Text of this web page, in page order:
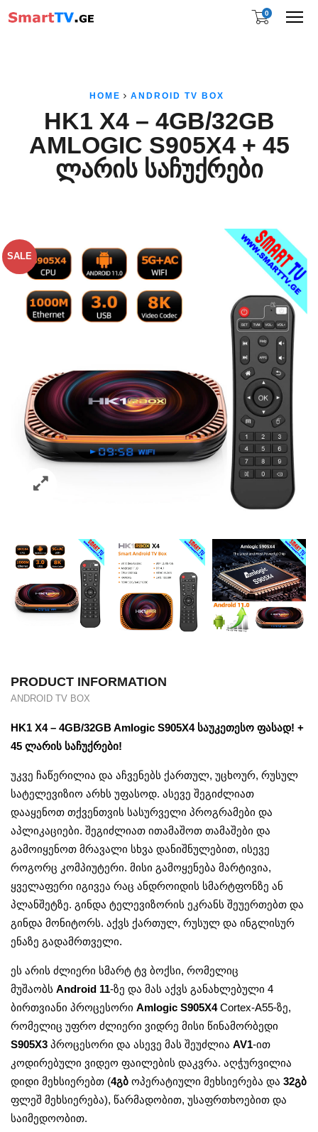
0
HOME ANDROID TV BOX
HK1 X4 – 4GB/32GB
AMLOGIC S905X4 + 45
ᲚᲐᲠᲘᲡ ᲡᲐᲩᲣᲥᲠᲔᲑᲘ
SALE
PRODUCT INFORMATION
ANDROID TV BOX
HK1 X4 – 4GB/32GB Amlogic S905X4 საუკეთესო ფასად! +
45 ლარის საჩუქრები!
უკვე ჩაწერილია და აჩვენებს ქართულ, უცხოურ, რუსულ
სატელევიზიო არხს უფასოდ. ასევე შეგიძლიათ
დააყენოთ თქვენთვის სასურველი პროგრამები და
აპლიკაციები. შეგიძლიათ ითამაშოთ თამაშები და
გამოიყენოთ მრავალი სხვა დანიშნულებით, ისევე
როგორც კომპიუტერი. მისი გამოყენება მარტივია,
ყველაფერი იგივეა რაც ანდროიდის სმარტფონზე ან
პლანშეტზე. გინდა ტელევიზორის ეკრანს შეუერთებთ და
გინდა მონიტორს. აქვს ქართულ, რუსულ და ინგლისურ
ენაზე გადამრთველი.
ეს არის ძლიერი სმარტ ტვ ბოქსი, რომელიც
მუშაობს Android 11-ზე და მას აქვს განახლებული 4
ბირთვიანი პროცესორი Amlogic S905X4Cortex-A55-ზე,
რომელიც უფრო ძლიერი ვიდრე მისი წინამორბედი
S905X3 პროცესორი და ასევე მას შეუძლია AV1-ით
კოდირებული ვიდეო ფაილების დაკვრა. აღჭურვილია
დიდი მეხსიერებთ (4გბ ოპერატიული მეხსიერება და 32გბ
ფლეშ მეხსიერება), წარმადობით, უსაფრთხოებით და
საიმედოობით.